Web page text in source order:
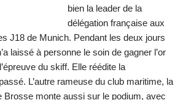
bien la leader de la
délégation française aux
J18 de Munich. Pendant les deux jours
laissé à personne le soin de gagner l’or
du skiff. Elle réédite la
L’autre rameuse du club maritime, la
Brosse monte aussi sur le podium, avec